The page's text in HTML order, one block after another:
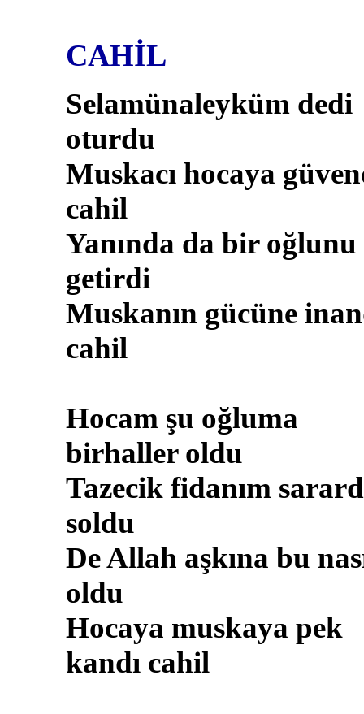
CAHİL
Selamünaleyküm dedi
oturdu
Muskacı hocaya
cahil
Yanında da bir oğlunu
getirdi
Muskanın gücüne
cahil
Hocam şu oğluma
birhaller oldu
Tazecik fidanım
soldu
De Allah aşkına bu
oldu
Hocaya muskaya pek
kandı cahil